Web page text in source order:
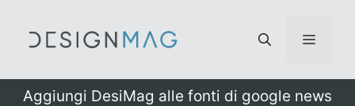
Menu
Aggiungi DesiMag alle fonti di google news